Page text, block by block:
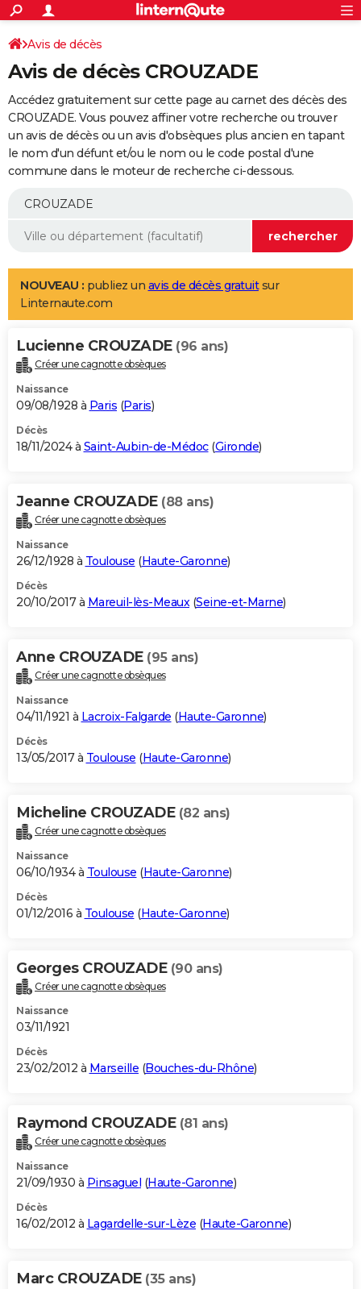
ACTUALITÉS
Politique
Société
Faits Divers
Education
Monde
Villes
+
SPORT
Coupe du monde 2026
Football
Tennis
Cyclisme
Rugby
Forum
Programme TV
TNT
Streaming
Cinéma
Sorties cinéma
Musique
+
FINANCE
Impôts
Immobilier
Risques naturels par ville
Banque
Assurance
Crédit
AUTO
Essais
Réserver un essai
Citadines
Berlines
SUV
Forum auto
+
Mobiles
Meilleur smartphone
Internet
Ordinateurs
Jeux vidéo
Guide high-tech
Aménagement intérieur
LIFESTYLE
Art de vivre
Bien-être
Loisirs
Mode
Modes de vie
Alimentation
Guide de la santé
Maladies
Médicaments
Sommeil
VOYAGE
Destinations
City break
Voyage nature
Voyage de noces
Forum
Climat
+PHOTO
GUIDES D'ACHAT
BONS PLANS
Carte de Noël
Carte Bonne année
Carte Saint-Valentin
Carte Pâques
Carte d'anniversaire
DICTIONNAIRE
Dictionnaire
Biographies
Citations
Expressions
Proverbes
PROGRAMME TV
S'inscrire
Se connecter
Lycées
Collèges
Primaires
Universités
Entreprises
Service militaire
Avis de recherche
AVIS DE DÉCÈS
Bricolage
Lifestyle
Culture
Sport
Auto
Television
Voyage
Cinema
Avis de décès
Avis de décès CROUZADE
Accédez gratuitement sur cette page au carnet des décès des
CROUZADE. Vous pouvez affiner votre recherche ou trouver
un avis de décès ou un avis d'obsèques plus ancien en tapant
le nom d'un défunt et/ou le nom ou le code postal d'une
commune dans le moteur de recherche ci-dessous.
NOUVEAU : publiez un avis de décès gratuitsur
Linternaute.com
Lucienne CROUZADE (96 ans)
Créer une cagnotte obsèques
Naissance
09/08/1928 à Paris (Paris)
Décès
18/11/2024 à Saint-Aubin-de-Médoc(Gironde)
Jeanne CROUZADE (88 ans)
Créer une cagnotte obsèques
Naissance
26/12/1928 à Toulouse (Haute-Garonne)
Décès
20/10/2017 à Mareuil-lès-Meaux(Seine-et-Marne)
Anne CROUZADE (95 ans)
Créer une cagnotte obsèques
Naissance
04/11/1921 à Lacroix-Falgarde (Haute-Garonne)
Décès
13/05/2017 à Toulouse (Haute-Garonne)
Micheline CROUZADE (82 ans)
Créer une cagnotte obsèques
Naissance
06/10/1934 à Toulouse (Haute-Garonne)
Décès
01/12/2016 à Toulouse (Haute-Garonne)
Georges CROUZADE (90 ans)
Créer une cagnotte obsèques
Naissance
03/11/1921
Décès
23/02/2012 à Marseille (Bouches-du-Rhône)
Raymond CROUZADE (81 ans)
Créer une cagnotte obsèques
Naissance
21/09/1930 à Pinsaguel (Haute-Garonne)
Décès
16/02/2012 à Lagardelle-sur-Lèze (Haute-Garonne)
Marc CROUZADE (35 ans)